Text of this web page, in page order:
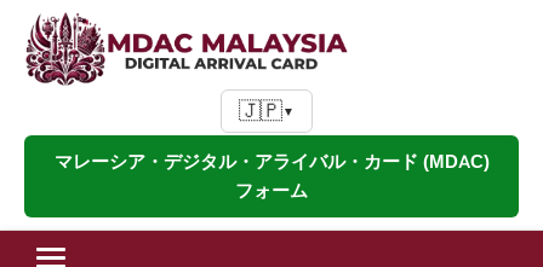
🇯🇵▼
マレーシア・デジタル・アライバル・カード (MDAC)
フォーム